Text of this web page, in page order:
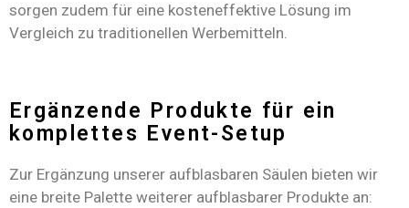
sorgen zudem für eine kosteneffektive Lösung im
Vergleich zu traditionellen Werbemitteln.
Ergänzende Produkte für ein
komplettes Event-Setup
Zur Ergänzung unserer aufblasbaren Säulen bieten wir
eine breite Palette weiterer aufblasbarer Produkte an: